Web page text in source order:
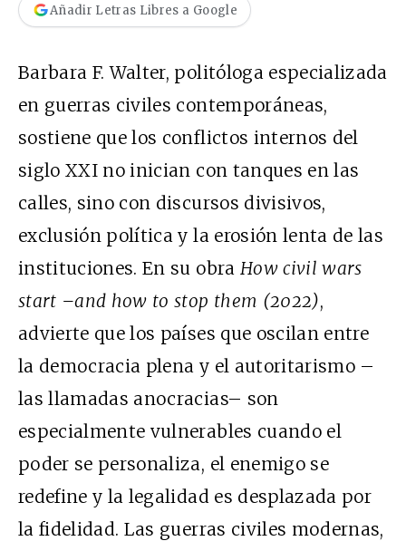
Añadir Letras Libres a Google
Barbara F. Walter, politóloga especializada
en guerras civiles contemporáneas,
sostiene que los conflictos internos del
siglo XXI no inician con tanques en las
calles, sino con discursos divisivos,
exclusión política y la erosión lenta de las
instituciones. En su obra How civil wars
start –and how to stop them (2022),
advierte que los países que oscilan entre
la democracia plena y el autoritarismo –
las llamadas anocracias– son
especialmente vulnerables cuando el
poder se personaliza, el enemigo se
redefine y la legalidad es desplazada por
la fidelidad. Las guerras civiles modernas,